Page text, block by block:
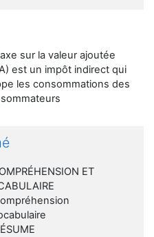
sur la valeur ajoutée
est un impôt indirect qui
les consommations des
ET